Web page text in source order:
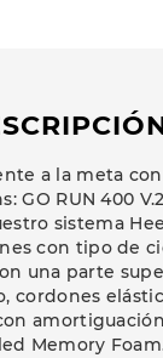
a la meta
GO RUN 400
sistema
con tipo de
una parte
cordones
Memory